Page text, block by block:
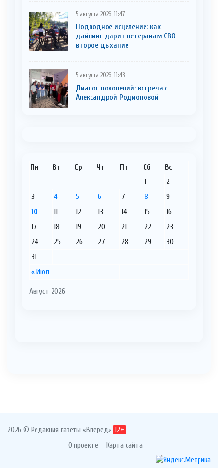
5 августа 2026, 11:47
Подводное исцеление: как
дайвинг дарит ветеранам СВО
второе дыхание
5 августа 2026, 11:43
Диалог поколений: встреча с
Александрой Родионовой
Август 2026
Пн Вт Ср Чт Пт Сб Вс
« Июл
1
2
3
4 5 6 7 8
9
10
11 12 13 14 15
16
17
18 19 20 21 22
23
24
25 26 27 28 29
30
31
2026 © Редакция газеты «Вперед» 12+
О проекте Карта сайта